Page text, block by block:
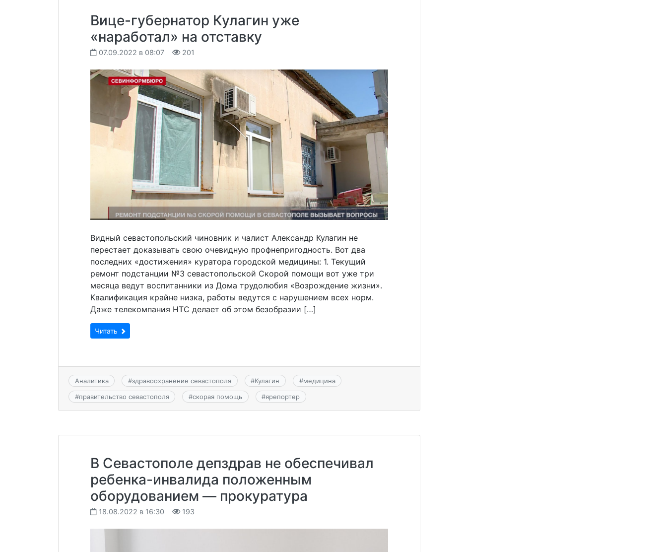
Вице-губернатор Кулагин уже
«наработал» на отставку
07.09.2022 в 08:07 201
Видный севастопольский чиновник и чалист Александр Кулагин не
перестает доказывать свою очевидную профнепригодность. Вот два
последних «достижения» куратора городской медицины: 1. Текущий
ремонт подстанции №3 севастопольской Скорой помощи вот уже три
месяца ведут воспитанники из Дома трудолюбия «Возрождение жизни».
Квалификация крайне низка, работы ведутся с нарушением всех норм.
Даже телекомпания НТС делает об этом безобразии […]
Читать
Аналитика #здравоохранение севастополя #Кулагин #медицина
#правительство севастополя #скорая помощь #ярепортер
В Севастополе депздрав не обеспечивал
ребенка-инвалида положенным
оборудованием — прокуратура
18.08.2022 в 16:30 193